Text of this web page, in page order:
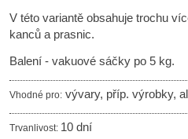
V této variantě obsahuje trochu
kanců a prasnic.
Balení - vakuové sáčky po 5 kg.
Vhodné pro: vývary, příp. výrobky,
Trvanlivost: 10 dní